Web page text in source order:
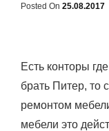
Posted On Posted
25.08.2017
Есть конторы
брать Питер, то
ремонтом
мебели это